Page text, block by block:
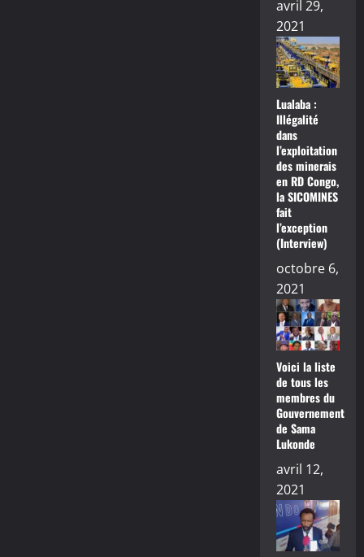
avril 29,
2021
Lualaba :
Illégalité
dans
l’exploitation
des minerais
en RD Congo,
la SICOMINES
fait
l’exception
(Interview)
octobre 6,
2021
Voici la liste
de tous les
membres du
Gouvernement
de Sama
Lukonde
avril 12,
2021